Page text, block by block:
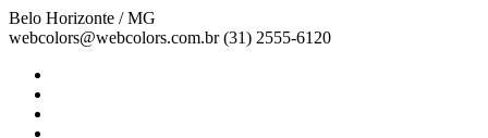
Belo Horizonte / MG
webcolors@webcolors.com.br (31) 2555-6120